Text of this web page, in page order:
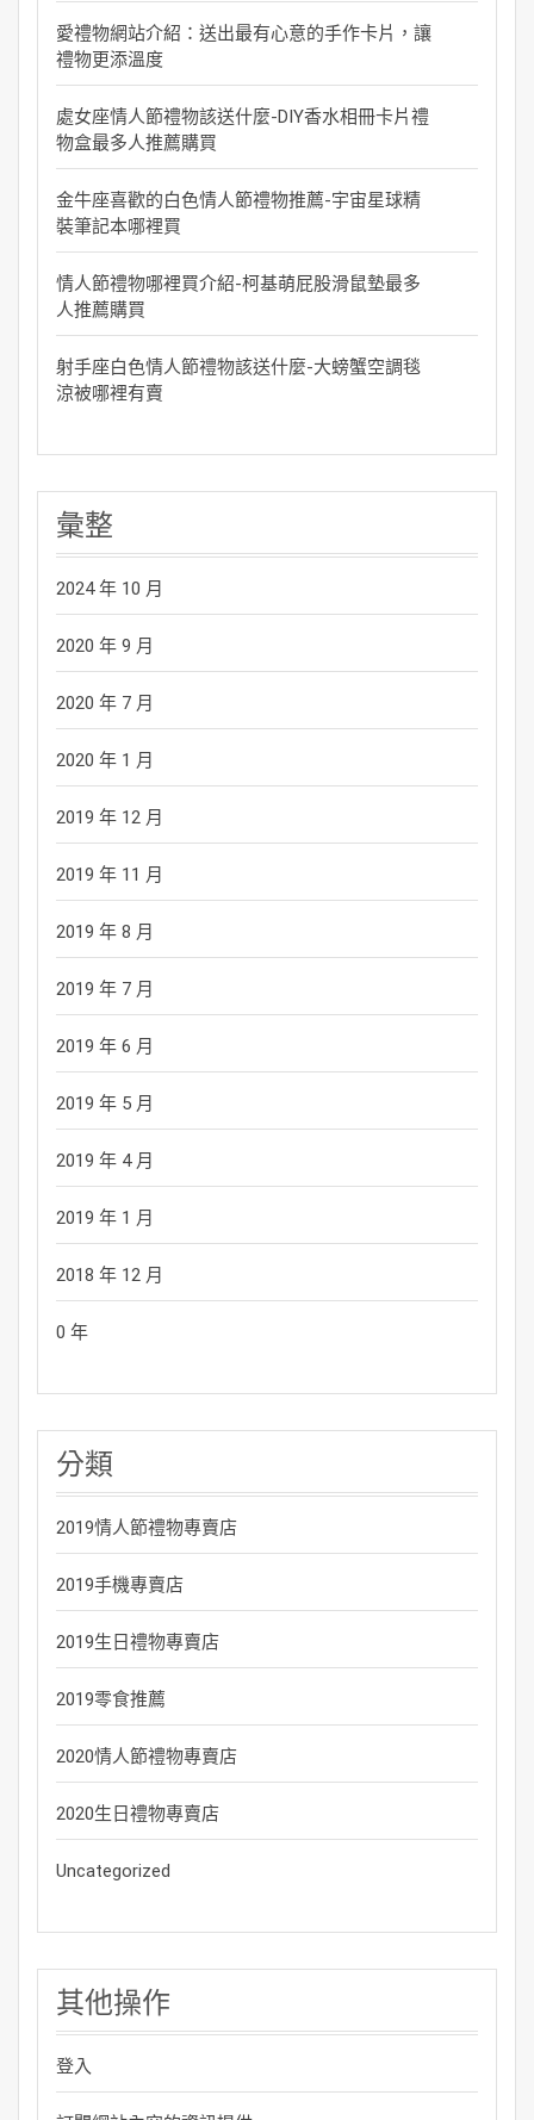
愛禮物網站介紹：送出最有心意的手作卡片，讓
禮物更添溫度
處女座情人節禮物該送什麼-DIY香水相冊卡片禮
物盒最多人推薦購買
金牛座喜歡的白色情人節禮物推薦-宇宙星球精
裝筆記本哪裡買
情人節禮物哪裡買介紹-柯基萌屁股滑鼠墊最多
人推薦購買
射手座白色情人節禮物該送什麼-大螃蟹空調毯
涼被哪裡有賣
彙整
2024 年 10 月
2020 年 9 月
2020 年 7 月
2020 年 1 月
2019 年 12 月
2019 年 11 月
2019 年 8 月
2019 年 7 月
2019 年 6 月
2019 年 5 月
2019 年 4 月
2019 年 1 月
2018 年 12 月
0 年
分類
2019情人節禮物專賣店
2019手機專賣店
2019生日禮物專賣店
2019零食推薦
2020情人節禮物專賣店
2020生日禮物專賣店
Uncategorized
其他操作
登入